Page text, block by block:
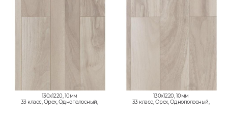
130x1220, 10мм
33 класс, Орех, Однополосный,
130x1220, 10мм
33 класс, Орех, Однополосный,